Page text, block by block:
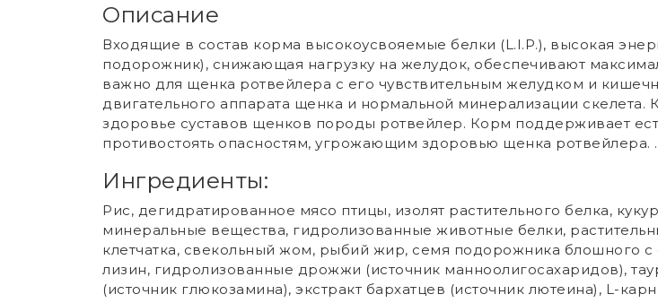
Описание
Входящие в состав корма высокоусвояемые белки (L.I.P.), высокая
подорожник), снижающая нагрузку на желудок, обеспечивают
важно для щенка ротвейлера с его чувствительным желудком и
двигательного аппарата щенка и нормальной минерализации
здоровье суставов щенков породы ротвейлер. Корм поддерживает
противостоять опасностям, угрожающим здоровью щенка ротвейлера. .
Ингредиенты:
Рис, дегидратированное мясо птицы, изолят растительного белка,
минеральные вещества, гидролизованные животные белки,
клетчатка, свекольный жом, рыбий жир, семя подорожника блошного
лизин, гидролизованные дрожжи (источник манноолигосахаридов),
(источник глюкозамина), экстракт бархатцев (источник лютеина), L-